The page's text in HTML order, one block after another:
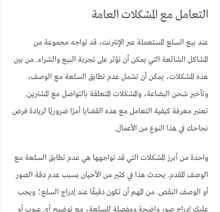
التعامل مع المشكلات العامة
عند بيع السلع المستعملة عبر الإنترنت، قد تواجه مجموعة من
المشاكل الشائعة التي يمكن أن تؤثر على تجربة البيع والشراء. من بين
هذه المشكلات، يمكن أن تشمل عدم تطابق السلعة مع الوصف،
وتأخير شحن البضاعة، والمشكلات المتعلقة بالتواصل مع المشترين.
تعتبر معرفة كيفية التعامل مع هذه القضايا أمرًا ضروريًا لزيادة فرص
نجاحك في هذا النوع من الأعمال.
واحدة من أبرز المشكلات التي قد تواجهها هي عدم تطابق السلعة مع
الوصف المقدم. يحدث هذا في كثير من الأحيان بسبب عدم دقة الصور
أو الوصف النقص. من المهم أن تكون دقيقًا عند إدراج السلع؛ ويجب
عليك إدراج صور واضحة ومفصلة للسلعة، مع توضيح أي عيوب أو